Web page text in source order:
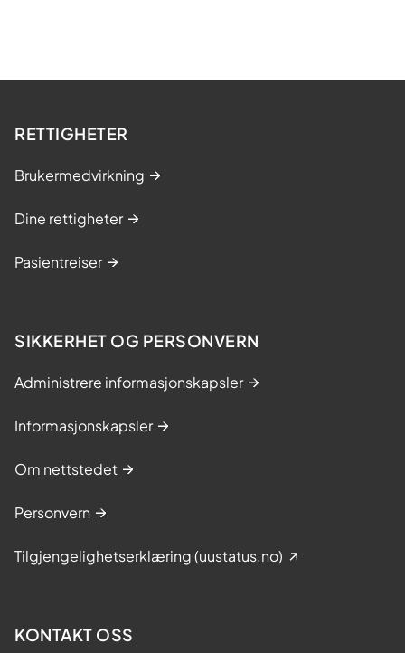
RETTIGHETER
Brukermedvirkning
Dine rettigheter
Pasientreiser
SIKKERHET OG PERSONVERN
Administrere informasjonskapsler
Informasjonskapsler
Om nettstedet
Personvern
Tilgjengelighetserklæring (uustatus.no)
KONTAKT OSS